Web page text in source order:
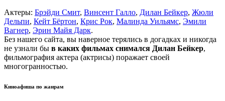
Актеры: Брэйди Смит, Винсент Галло, Дилан Бейкер, Жюли
Дельпи, Кейт Бёртон, Крис Рок, Малинда Уильямс, Эмили
Вагнер, Эрин Майя Дарк.
Без нашего сайта, вы наверное терялись в догадках и никогда
не узнали бы в каких фильмах снимался Дилан Бейкер,
фильмография актера (актрисы) поражает своей
многогранностью.
Киноафиша по жанрам